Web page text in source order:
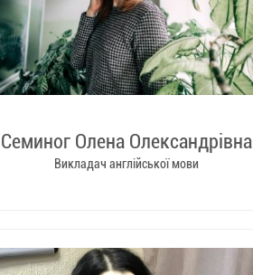
Семиног Олена Олександрівна
Викладач англійської мови